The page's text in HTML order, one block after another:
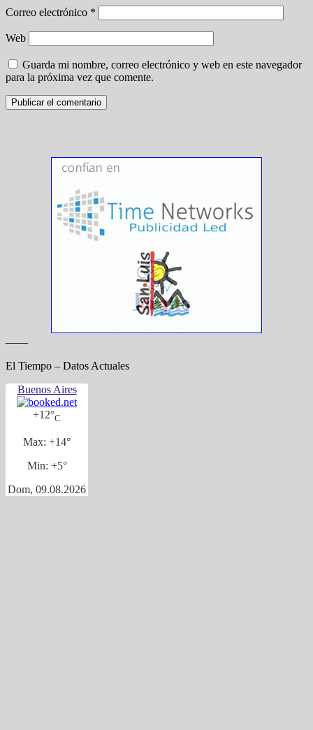
Correo electrónico *
Web
Guarda mi nombre, correo electrónico y web en este navegador
para la próxima vez que comente.
——
El Tiempo – Datos Actuales
Buenos Aires
+12°C
Max: +14°
Min: +5°
Dom, 09.08.2026